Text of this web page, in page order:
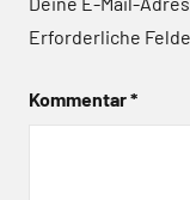
Erforderliche
Kommentar*